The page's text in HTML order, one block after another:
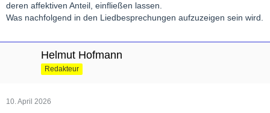
deren affektiven Anteil, einfließen lassen.
Was nachfolgend in den Liedbesprechungen aufzuzeigen sein wird.
Helmut Hofmann
Redakteur
10. April 2026